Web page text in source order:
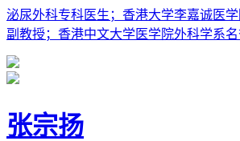
泌尿外科专科医生；香港大学李嘉诚医
副教授；香港中文大学医学院外科学系
张宗扬